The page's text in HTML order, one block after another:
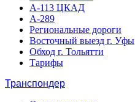
А-113 ЦКАД
А-289
Региональные дороги
Восточный выезд г. Уфы
Обход г. Тольятти
Тарифы
Транспондер